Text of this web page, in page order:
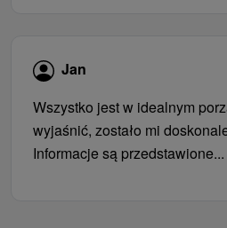
Jan
Wszystko jest w idealnym
wyjaśnić, zostało mi
Informacje są przedstawione...